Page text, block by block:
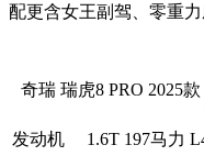
配更含女王副驾、零重
奇瑞 瑞虎8 PRO 2025
发动机
1.6T 197马力